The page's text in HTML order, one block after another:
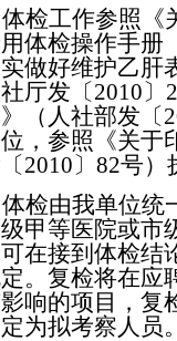
体检工作参照《
体检操作手册
做好维护乙肝
社厅发〔2010〕
（人社部发〔
，参照《关于
2010〕82号）
体检由我单位统
甲等医院或市
在接到体检结
。复检将在应
响的项目，复
为拟考察人员